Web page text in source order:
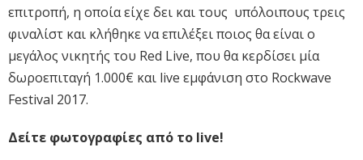
επιτροπή, η οποία είχε δει και τους υπόλοιπους τρεις
φιναλίστ και κλήθηκε να επιλέξει ποιος θα είναι ο
μεγάλος νικητής του Red Live, που θα κερδίσει μία
δωροεπιταγή 1.000€ και live εμφάνιση στο Rockwave
Festival 2017.
Δείτε φωτογραφίες από το live!